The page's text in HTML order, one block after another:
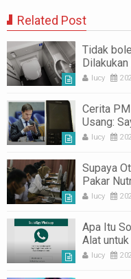
Related Post
Tidak
lucy
Cerita
Usang:
lucy
Supaya
Pakar
lucy
Apa Itu
Alat
lucy